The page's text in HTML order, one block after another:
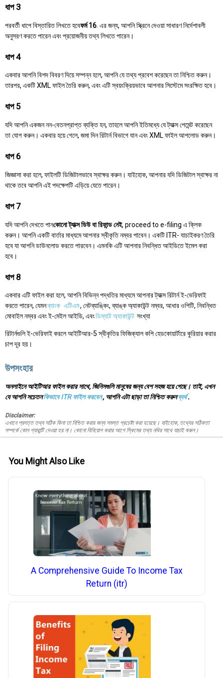
ধাপ 3
পরবর্তী ধাপে বিস্তারিত লিখতে হবেফর্ম 16 . এর জন্য, আপনি স্ক্রিনে দেওয়া সাধারণ নির্দেশাবলী
অনুসরণ করতে পারেন এবং প্রয়োজনীয় তথ্য লিখতে পারেন।
ধাপ 4
একবার আপনি বিশদ বিবরণ দিয়ে সম্পন্ন হলে, আপনি যে তথ্য প্রবেশ করেছেন তা নিশ্চিত করুন।
তারপর, একটি XML ফাইল তৈরি করুন, এবং এটি স্বয়ংক্রিয়ভাবে আপনার সিস্টেমে সংরক্ষিত হবে।
ধাপ 5
যদি আপনি একজন নন-বেতনপ্রাপ্ত ব্যক্তি হন, তাহলে আপনি ইতিমধ্যে যে ট্যাক্স পেমেন্ট করেছেন
তা যোগ করুন। একবার হয়ে গেলে, জমা দিন রিটার্ন বিভাগে যান এবং XML ফাইল আপলোড করুন।
ধাপ 6
জিজ্ঞাসা করা হলে, ফাইলটি ডিজিটালভাবে স্বাক্ষর করুন। যাইহোক, আপনার যদি ডিজিটাল স্বাক্ষর না
থাকে তবে আপনি এই পদক্ষেপটি এড়িয়ে যেতে পারেন।
ধাপ 7
যদি আপনি দেখতে পানকোনো ট্যাক্স ডিউ বা রিফান্ড নেই, proceed to e-filing এ ক্লিক
করুন। আপনি একটি বার্তার মাধ্যমে আপনার স্বীকৃতি নম্বর পাবেন। একটি ITR- যাচাইকরণ তৈরি
হবে যা আপনি ডাউনলোড করতে পারবেন। এমনকি এটি আপনার নিবন্ধিত আইডিতে ইমেল করা
হবে।
ধাপ 8
একবার এটি ফাইল করা হলে, আপনি বিভিন্ন পদ্ধতির মাধ্যমে আপনার ট্যাক্স রিটার্ন ই-ভেরিফাই
করতে পারেন, যেমনব্যাংক এটিএম, নেটব্যাঙ্কিং, ব্যাঙ্ক অ্যাকাউন্ট নম্বর, আধার ওপিটি, নিবন্ধিত
মোবাইল নম্বর এবং ই-মেইল আইডি, এবংডিম্যাট অ্যাকাউন্ট সংখ্যা
রিটার্নগুলি ই-ভেরিফাই করলে আইটিআর-5 স্বীকৃতির ফিজিক্যাল কপি হেডকোয়ার্টারে কুরিয়ার করার
চাপ দূর হয়।
উপসংহার
অনলাইনে আইটিআর ফাইল করার সাথে, জিনিসগুলি মানুষের জন্য বেশ সহজ হয়ে গেছে। তাই, এখন
যে আপনি সচেতনকিভাবে ITR ফাইল করবেন, আপনি এটা ছাড়া তা নিশ্চিত করুনব্যর্থ.
Disclaimer:
এখানে প্রদত্ত তথ্য সঠিক কিনা তা নিশ্চিত করার জন্য সমস্ত প্রচেষ্টা করা হয়েছে। যাইহোক, তথ্যের সঠিকতা
সম্পর্কে কোন গ্যারান্টি দেওয়া হয় না। কোনো বিনিয়োগ করার আগে স্কিমের তথ্য নথির সাথে যাচাই করুন।
You Might Also Like
A Comprehensive Guide To Income Tax
Return (itr)